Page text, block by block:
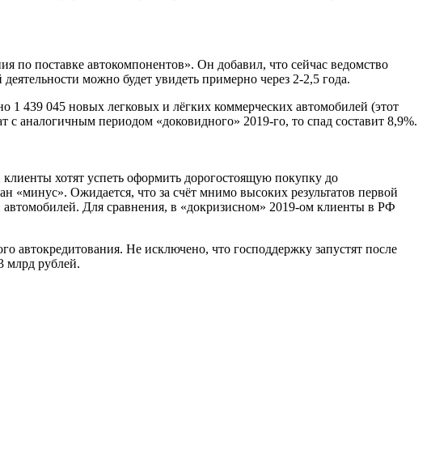
поставке автокомпонентов». Он добавил, что сейчас ведомство
можно будет увидеть примерно через 2-2,5 года.
439 045 новых легковых и лёгких коммерческих автомобилей (этот
с аналогичным периодом «доковидного» 2019-го, то спад составит 8,9%.
хотят успеть оформить дорогостоящую покупку до
«минус». Ожидается, что за счёт мнимо высоких результатов первой
автомобилей. Для сравнения, в «докризисном» 2019-ом клиенты в РФ
Не исключено, что господдержку запустят после
млрд рублей.